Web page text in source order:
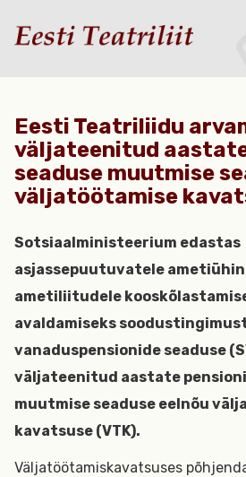
Eesti Teatriliidu
väljateenitud
seaduse muutmise
väljatöötamise
Sotsiaalministeerium edastas
asjassepuutuvatele
ametiliitudele
avaldamiseks
vanaduspensionide seaduse
väljateenitud aastate
muutmise seaduse eelnõu
kavatsuse (VTK).
Väljatöötamiskavatsuses